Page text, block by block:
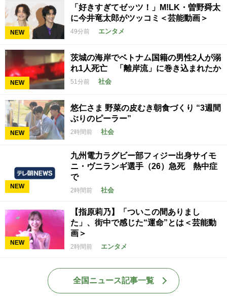
NEW
「好きすぎてゼッツ！」M!LK・曽野舜太
に今井竜太郎がツッコミ＜芸能動画＞
49分前 エンタメ
NEW
茨城の海岸でベトナム国籍の男性2人が溺
れ1人死亡 「離岸流」に巻き込まれたか
51分前 社会
NEW
悠仁さま 野菜の皮むき朝食づくり “3週間
ぶりのピーラー”
2時間前 社会
NEW
九州電力ラグビー部フィジー出身サイモ
ニ・ヴニランギ選手（26）急死 熱中症
で
2時間前 社会
NEW
【指原莉乃】「ついこの間ありまし
た」、街中で感じた“運命”とは＜芸能動
画＞
2時間前 エンタメ
全国ニュース記事一覧